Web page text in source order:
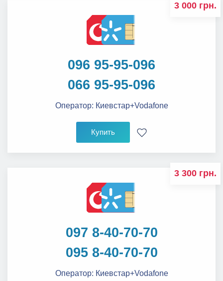
096 95-95-096
066 95-95-096
3 000 грн.
Оператор: Киевстар+Vodafone
Купить
097 8-40-70-70
095 8-40-70-70
3 300 грн.
Оператор: Киевстар+Vodafone